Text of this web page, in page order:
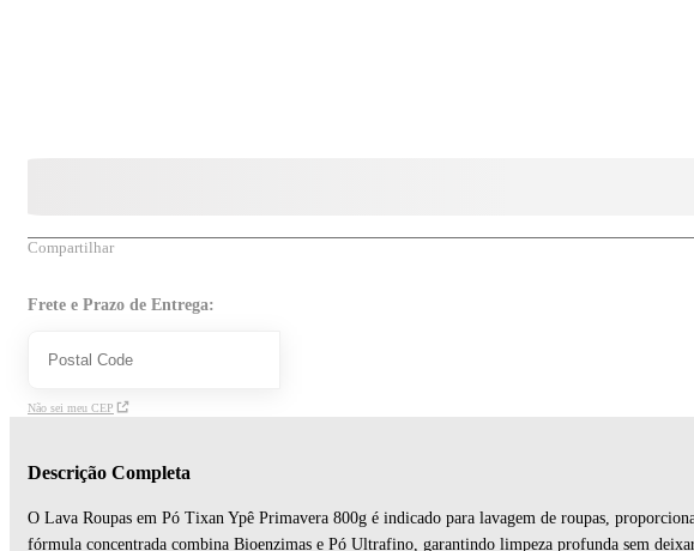
Compartilhar
Frete e Prazo de Entrega:
Não sei meu CEP
Descrição Completa
O Lava Roupas em Pó Tixan Ypê Primavera 800g é indicado para lavagem de roupas,
fórmula concentrada combina Bioenzimas e Pó Ultrafino, garantindo limpeza profunda sem